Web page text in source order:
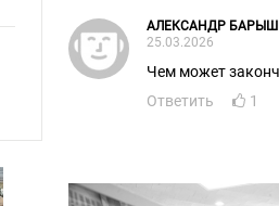
Главное Иран
АЛЕКСАНДР
25.03.2026
Чем может
Ответить
1